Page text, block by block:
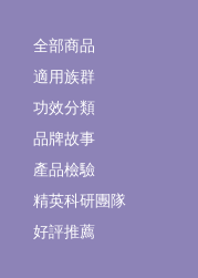
全部商品
適用族群
功效分類
品牌故事
產品檢驗
精英科研團隊
好評推薦